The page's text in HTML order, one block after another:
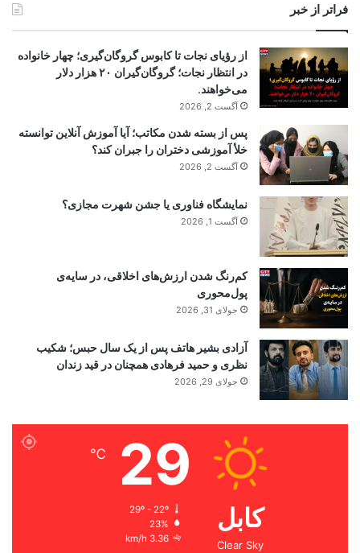
فراتر از خبر
از رؤیای نجات تا کابوس گروگان‌گیری؛ چهار خانواده
در انتظار نجات؛ گروگان‌گیران ۲۰ هزار دلار
می‌خواهند.
آگست 2, 2026
پس از بسته شدن مکاتب؛ آیا آموزش آنلاین توانسته
خلأ آموزشی دختران را جبران کند؟
آگست 2, 2026
نمایشگاه فناوری یا جشن شهرت مجازی؟
آگست 1, 2026
کم‌رنگ شدن ارزش‌های اخلاقی، در سایه‌ی
پول‌محوری
جولای 31, 2026
آزادی بشیر هاتف پس از یک سال حبس؛ شکیب
نظری و حمید فرهادی همچنان در قید زندان
جولای 29, 2026
کابل
Clear Sky
29
℃
29º - 22º
23%
3.36 km/h